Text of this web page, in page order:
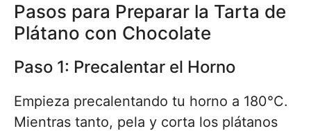
Pasos para Preparar la Tarta de
Plátano con Chocolate
Paso 1: Precalentar el Horno
Empieza precalentando tu horno a 180°C.
Mientras tanto, pela y corta los plátanos